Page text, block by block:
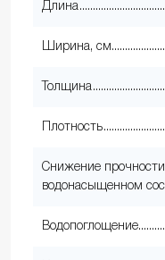
Длина
Ширина, см
Толщина
Плотность
Снижение
водонасыщенном
Водопоглощение